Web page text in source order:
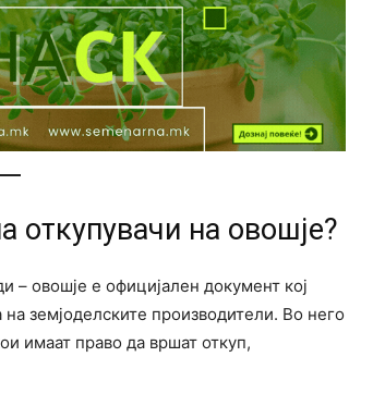
откупувачи на овошје?
– овошје е официјален документ кој
на земјоделските производители. Во него
имаат право да вршат откуп,